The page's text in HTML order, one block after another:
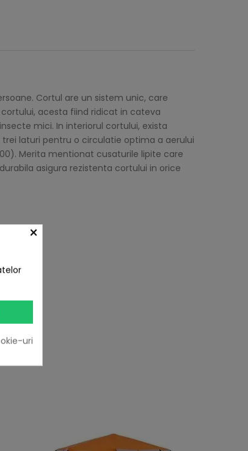
Cortul are un sistem unic, care
acesta fiind ridicat in cateva
mici. In interiorul cortului, exista
laturi pentru o circulatie optima a aerului
Merita mentionat cusaturile lipite care
asigura rezistenta cortului in orice
×
uri